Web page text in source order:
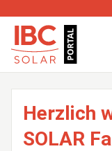
Herzlich
SOLAR